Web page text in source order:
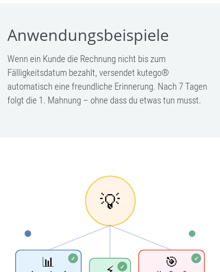
Anwendungsbeispiele
Wenn ein Kunde die Rechnung nicht bis zum
Fälligkeitsdatum bezahlt, versendet kutego®
automatisch eine freundliche Erinnerung. Nach 7 Tagen
folgt die 1. Mahnung – ohne dass du etwas tun musst.